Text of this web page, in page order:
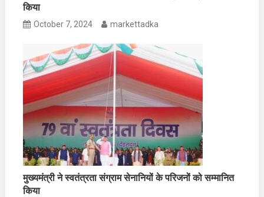
किया
October 7, 2024 markettadka
मुख्यमंत्री ने स्वतंत्रता संग्राम सेनानियों के परिजनों को सम्मानित
किया